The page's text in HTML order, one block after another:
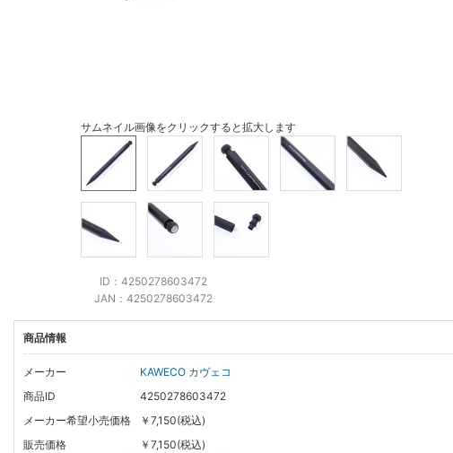
サムネイル画像をクリックすると拡大します
ID：4250278603472
JAN：4250278603472
商品情報
メーカー
KAWECO カヴェコ
商品ID
4250278603472
メーカー希望小売価格
￥7,150(税込)
販売価格
￥7,150(税込)